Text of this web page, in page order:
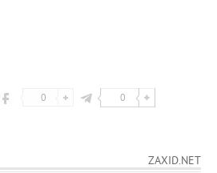
0 0
ZAXID.NET